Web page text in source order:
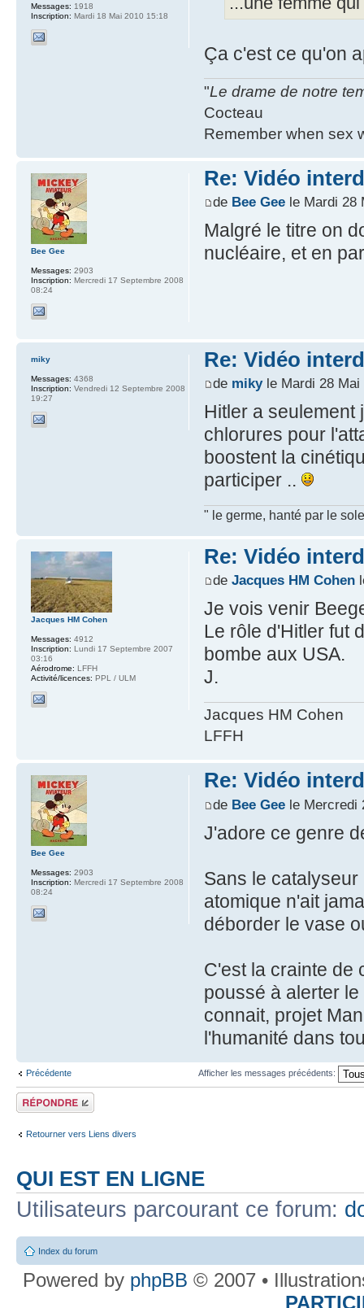
Ça c'est ce qu'on
"Le drame de notre
Cocteau
Remember when sex
Messages: 1918
Inscription: Mardi 18 Mai 2010 15:18
Re: Vidéo
de Bee Geele Mardi 28
Malgré le titre on
nucléaire, et en
Bee Gee
Messages: 2903
Inscription: Mercredi 17 Septembre 2008
08:24
Re: Vidéo
de mikyle Mardi 28 Mai
Hitler a
chlorures pour
boostent la
participer ..
" le germe, hanté par le
miky
Messages: 4368
Inscription: Vendredi 12 Septembre 2008
19:27
Re: Vidéo
de Jacques HM Cohen
Je vois venir
Le rôle d'Hitler fut
bombe aux USA.
J.
Jacques HM Cohen
LFFH
Jacques HM Cohen
Messages: 4912
Inscription: Lundi 17 Septembre 2007
03:16
Aérodrome: LFFH
Activité/licences: PPL / ULM
Re: Vidéo
de Bee Geele Mercredi
J'adore ce genre
Sans le
atomique n'ait
déborder le vase
C'est la crainte de
poussé à alerter
connait, projet
l'humanité dans
Bee Gee
Messages: 2903
Inscription: Mercredi 17 Septembre 2008
08:24
Précédente Afficher les messages précédents:
Répondre
Retourner vers Liens divers
QUI EST EN LIGNE
Utilisateurs parcourant ce forum:
Index du forum
Powered by phpBB © 2007 •